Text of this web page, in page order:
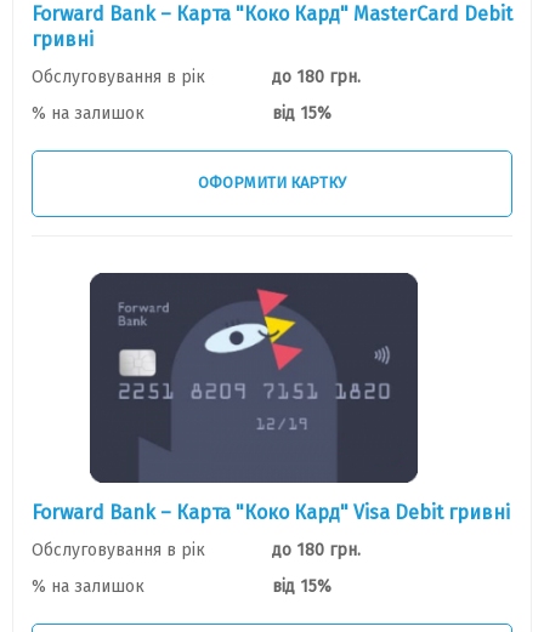
Forward Bank – Карта "Коко Кард" MasterCard Debit
гривні
Обслуговування в рік
до 180 грн.
% на залишок
від 15%
ОФОРМИТИ КАРТКУ
Forward Bank – Карта "Коко Кард" Visa Debit гривні
Обслуговування в рік
до 180 грн.
% на залишок
від 15%